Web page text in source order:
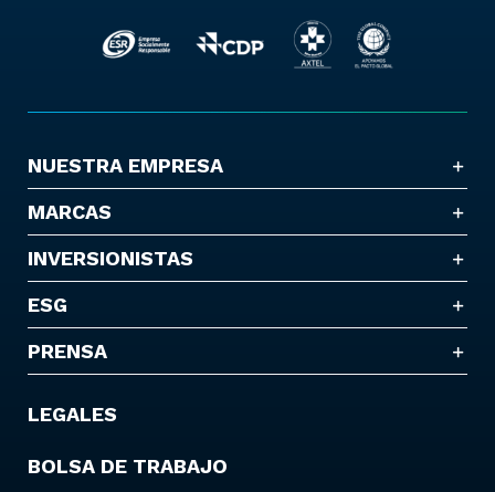
NUESTRA EMPRESA
MARCAS
INVERSIONISTAS
ESG
PRENSA
LEGALES
BOLSA DE TRABAJO